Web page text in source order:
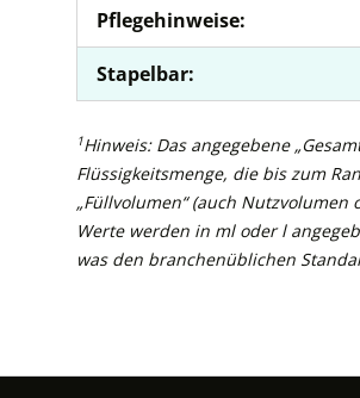
Pflegehinweise:
Stapelbar:
1Hinweis: Das angegebene
Flüssigkeitsmenge, die bis zum
„Füllvolumen“ (auch
Werte werden in ml oder l
was den branchenüblichen